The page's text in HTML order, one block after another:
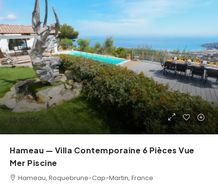
15,000€
Hameau — Villa Contemporaine 6 Pièces Vue
Mer Piscine
Hameau, Roquebrune-Cap-Martin, France